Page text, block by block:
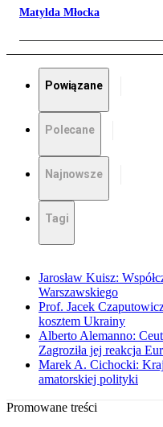
Matylda Młocka
Powiązane
Polecane
Najnowsze
Tagi
Jarosław Kuisz:
Warszawskiego
Prof. Jacek
kosztem Ukrainy
Alberto Alemanno:
Zagroziła jej reakcja
Marek A. Cichocki:
amatorskiej polityki
Promowane treści